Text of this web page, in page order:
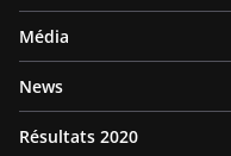
Média
News
Résultats 2020